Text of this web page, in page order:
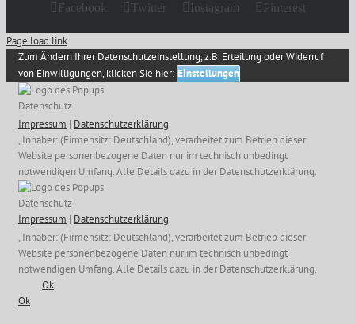
Facebook Twitter Instagram Pinterest
Page load link
Zum Ändern Ihrer Datenschutzeinstellung, z.B. Erteilung oder Widerruf
von Einwilligungen, klicken Sie hier: Einstellungen
Datenschutz
Impressum | Datenschutzerklärung
, Inhaber: (Firmensitz: Deutschland), verarbeitet zum Betrieb dieser
Website personenbezogene Daten nur im technisch unbedingt
notwendigen Umfang. Alle Details dazu in der Datenschutzerklärung.
Datenschutz
Impressum | Datenschutzerklärung
, Inhaber: (Firmensitz: Deutschland), verarbeitet zum Betrieb dieser
Website personenbezogene Daten nur im technisch unbedingt
notwendigen Umfang. Alle Details dazu in der Datenschutzerklärung.
Ok
Ok